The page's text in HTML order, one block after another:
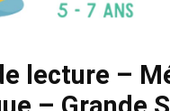
lecture –